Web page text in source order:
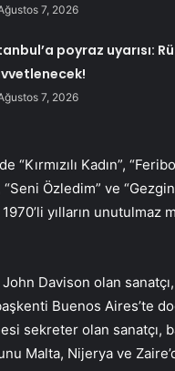
7, 2026
poyraz uyarısı:
7, 2026
“Kırmızılı Kadın”,
“Seni Özledim” ve
yılların unutulmaz
Davison olan
Buenos Aires’te
sekreter olan sanatçı,
Malta, Nijerya ve